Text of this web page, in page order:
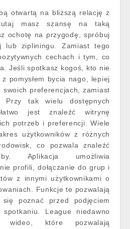
otwartą na bliższą relację z
masz szansę na taką
ochotę na przygodę, spróbuj
lub zipliningu. Zamiast tego
cechach i tym, co
Jeśli spotkasz kogoś, kto nie
pomysłem bycia nago, lepiej
swoich preferencjach, zamiast
Przy tak wielu dostępnych
jest znaleźć witrynę
potrzeb i preferencji. Wiele
użytkowników z różnych
co pozwala znaleźć
Aplikacja umożliwia
profili, dołączanie do grup i
z innymi użytkownikami o
Funkcje te pozwalają
się poznać przed podjęciem
League niedawno
wideo, które pozwalają